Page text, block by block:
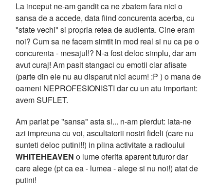
La inceput ne-am gandit ca ne zbatem fara nici o
sansa de a accede, data fiind concurenta acerba, cu
"state vechi" si propria retea de audienta. Cine eram
noi? Cum sa ne facem simtit in mod real si nu ca pe o
concurenta - mesajul!? N-a fost deloc simplu, dar am
avut curaj! Am pasit stangaci cu emotii clar afisate
(parte din ele nu au disparut nici acum! :P ) o mana de
oameni NEPROFESIONISTI dar cu un atu important:
avem SUFLET.
Am pariat pe "sansa" asta si... n-am pierdut: iata-ne
azi impreuna cu voi, ascultatorii nostri fideli (care nu
sunteti deloc putini!!) in plina activitate a radioului
WHITEHEAVEN o lume oferita aparent tuturor dar
care alege (pt ca ea - lumea - alege si nu noi!) atat de
putini!